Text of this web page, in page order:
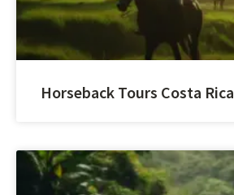
Horseback Tours Costa Rica